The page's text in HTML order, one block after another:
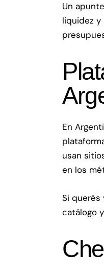
Un
liquidez
En
usan
en los
Si querés
catálogo